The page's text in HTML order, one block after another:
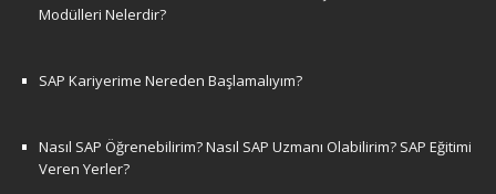
Modülleri Nelerdir?
SAP Kariyerime Nereden Başlamalıyım?
Nasıl SAP Öğrenebilirim? Nasıl SAP Uzmanı Olabilirim? SAP Eğitimi
Veren Yerler?